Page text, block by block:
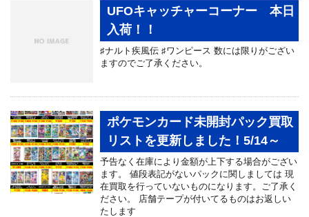
UFOキャッチャーコーナー 本日
入荷！！
♯ナルト疾風伝 ♯ワンピース 数には限りがござい
ますのでご了承ください。
ポケモンカード未開封パック買取
リストを更新しました！5/14～
予告なく在庫により金額が上下する場合がござい
ます。 値段表記がないパックに関しましては 現
在買取を行っていないものになります。ご了承く
ださい。 店舗テープが付いてるものはお返しい
たします